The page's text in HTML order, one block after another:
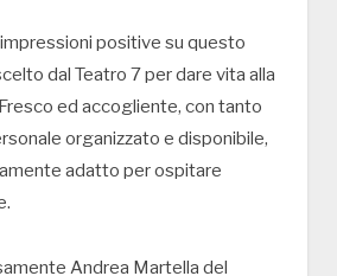
positive su questo
dal Teatro 7 per dare vita alla
ed accogliente, con tanto
organizzato e disponibile,
adatto per ospitare
Andrea Martella del